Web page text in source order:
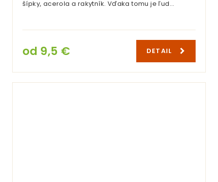
šípky, acerola a rakytník. Vďaka tomu je ľud…
od 9,5 € DETAIL